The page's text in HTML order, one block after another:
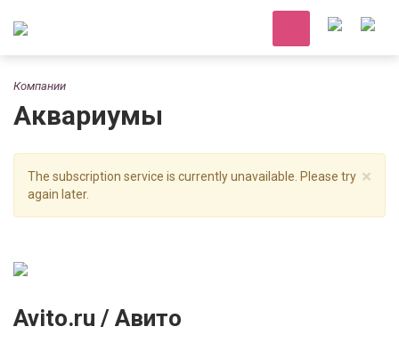
Компании
Аквариумы
×
The subscription service is currently unavailable. Please try
again later.
Avito.ru / Авито